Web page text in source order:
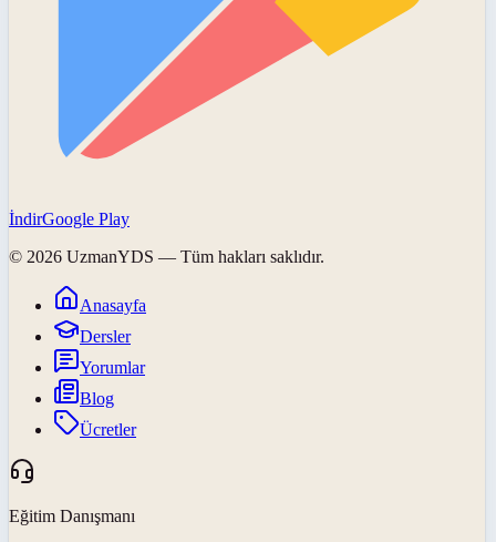
İndirGoogle Play
© 2026 UzmanYDS — Tüm hakları saklıdır.
Anasayfa
Dersler
Yorumlar
Blog
Ücretler
Eğitim Danışmanı